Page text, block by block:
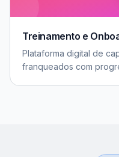
Treinamento e
Plataforma digital de
franqueados com